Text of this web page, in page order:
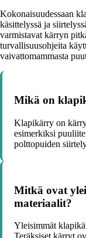
Kokonaisuudessaan
käsittelyssä ja
varmistavat kärryn
turvallisuusohjeita
vaivattomammasta
Mikä on
Klapikärry on
esimerkiksi
polttopuiden
Mitkä ovat
materiaalit?
Yleisimmät